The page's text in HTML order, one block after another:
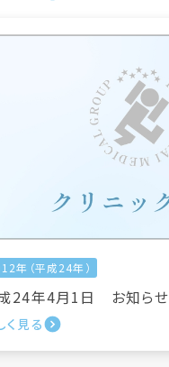
年（平成24年）
24年4月1日 お知らせ
く見る